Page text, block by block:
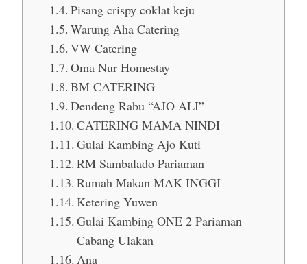
Pisang crispy coklat keju
Warung Aha Catering
VW Catering
Oma Nur Homestay
BM CATERING
Dendeng Rabu “AJO ALI”
CATERING MAMA NINDI
Gulai Kambing Ajo Kuti
RM Sambalado Pariaman
Rumah Makan MAK INGGI
Ketering Yuwen
Gulai Kambing ONE 2 Pariaman
Cabang Ulakan
Ana